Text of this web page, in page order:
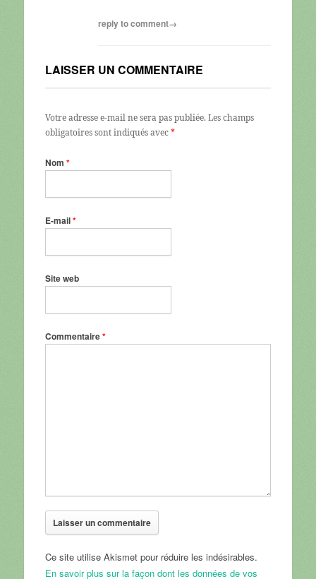
reply to comment→
LAISSER UN COMMENTAIRE
Votre adresse e-mail ne sera pas publiée. Les champs
obligatoires sont indiqués avec*
Nom *
E-mail*
Site web
Commentaire*
Ce site utilise Akismet pour réduire les indésirables.
En savoir plus sur la façon dont les données de vos